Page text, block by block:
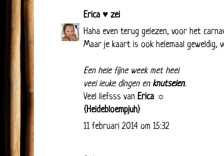
Erica ♥ zei
Haha even terug gelezen, voor het
Maar je kaart is ook helemaal geweldig,
Een hele fijne week met heel
veel leuke dingen en knutselen.
Veel liefsss van Erica ☼
{Heidebloempjuh}
11 februari 2014 om 15:32